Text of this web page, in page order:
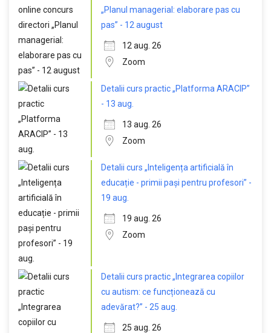
„Planul managerial: elaborare pas cu
pas” - 12 august
12 aug. 26
Zoom
Detalii curs practic „Platforma ARACIP”
- 13 aug.
13 aug. 26
Zoom
Detalii curs „Inteligența artificială în
educație - primii pași pentru profesori” -
19 aug.
19 aug. 26
Zoom
Detalii curs practic „Integrarea copiilor
cu autism: ce funcționează cu
adevărat?” - 25 aug.
25 aug. 26